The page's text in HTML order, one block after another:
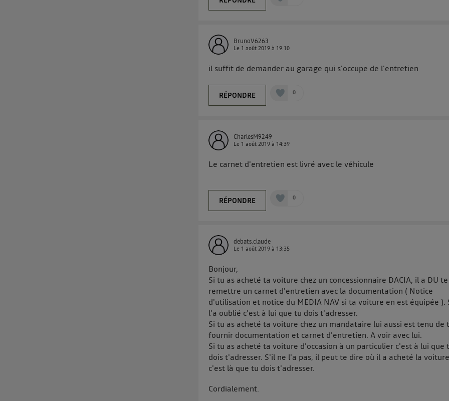
BrunoV6263
Le 1 août 2019 à 19:10
il suffit de demander au garage qui s'occupe de l'entretien
RÉPONDRE 0
CharlesM9249
Le 1 août 2019 à 14:39
Le carnet d'entretien est livré avec le véhicule
RÉPONDRE 0
debats.claude
Le 1 août 2019 à 13:35
Bonjour,
Si tu as acheté ta voiture chez un concessionnaire DACIA, il a DU te
remettre un carnet d'entretien avec la documentation ( Notice
d'utilisation et notice du MEDIA NAV si ta voiture en est équipée ).
l'a oublié c'est à lui que tu dois t'adresser.
Si tu as acheté ta voiture chez un mandataire lui aussi est tenu de
fournir documentation et carnet d'entretien. A voir avec lui.
Si tu as acheté ta voiture d'occasion à un particulier c'est à lui que
dois t'adresser. S'il ne l'a pas, il peut te dire où il a acheté la
c'est là que tu dois t'adresser.
Cordialement.